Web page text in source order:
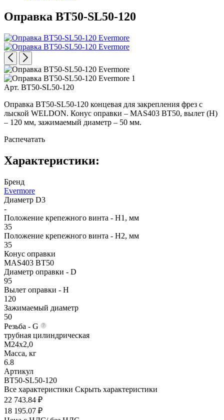
Оправка BT50-SL50-120
Арт. BT50-SL50-120
Оправка BT50-SL50-120 концевая для закрепления фрез с
лыской WELDON. Конус оправки – MAS403 BT50, вылет (H)
– 120 мм, зажимаемый диаметр – 50 мм.
Распечатать
Характеристики:
Бренд
Evermore
Диаметр D3
-
Положение крепежного винта - H1, мм
35
Положение крепежного винта - H2, мм
35
Конус оправки
MAS403 BT50
Диаметр оправки - D
95
Вылет оправки - H
120
Зажимаемый диаметр
50
Резьба - G
трубная цилиндрическая
M24x2,0
Масса, кг
6.8
Артикул
BT50-SL50-120
Все характеристики Скрыть характеристики
22 743.84 ₽
18 195.07 ₽